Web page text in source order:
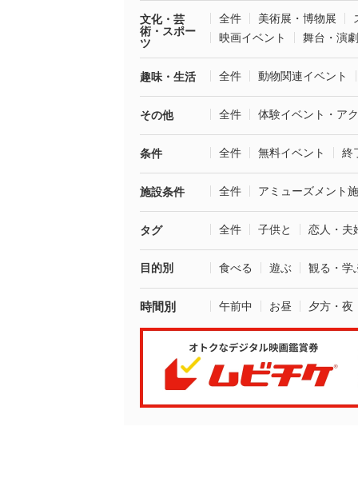
文化・芸
術・スポー
ツ
全件 美術展・博物展
映画イベント
舞台・演劇
趣味・生活 全件 動物関連イベント
その他 全件 体験イベント・ア
条件 全件 無料イベント 終
施設条件 全件 アミューズメント
タグ 全件 子供と 恋人・夫
目的別 食べる 遊ぶ 観る・学
時間別 午前中 お昼 夕方・夜